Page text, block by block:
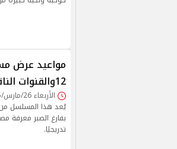
مواعيد عرض
12والقنوات الناقلة
الأربعاء 26/مارس/2025 - 07:28 م
بفارغ الصبر معرفة
تدريجيًا.